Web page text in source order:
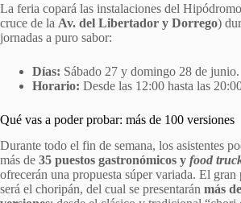
La feria copará las instalaciones del
cruce de la Av. del Libertador y Dorrego)
jornadas a puro sabor:
Días: Sábado 27 y domingo 28 de junio.
Horario: Desde las 12:00 hasta las
Qué vas a poder probar: más de 100 versiones
Durante todo el fin de semana, los asistentes
más de 35 puestos gastronómicos y food
ofrecerán una propuesta súper variada. El gran
será el choripán, del cual se presentarán más